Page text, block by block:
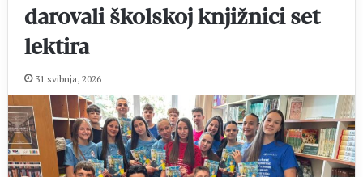
darovali školskoj knjižnici set
lektira
31 svibnja, 2026